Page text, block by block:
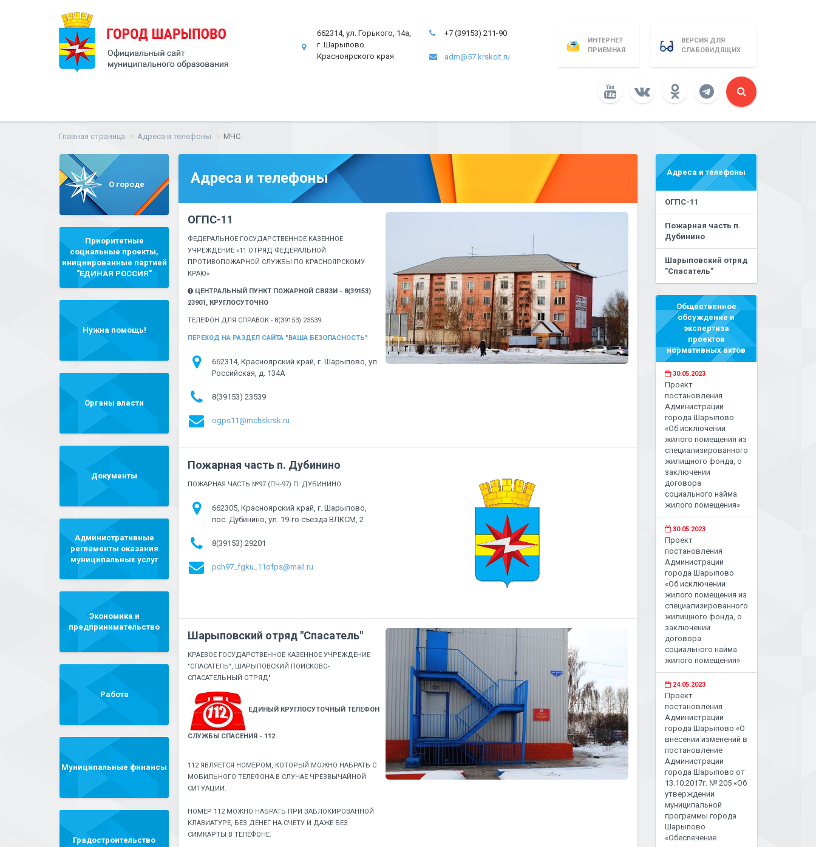
662314, ул. Горького, 14а,
г. Шарыпово
Красноярского края
+7 (39153) 211-90
adm@57.krskcit.ru
ИНТЕРНЕТ
ПРИЕМНАЯ
ВЕРСИЯ ДЛЯ
СЛАБОВИДЯЩИХ
Главная страница Адреса и телефоны МЧС
О городе
Приоритетные
социальные проекты,
инициированные партией
"ЕДИНАЯ РОССИЯ"
Нужна помощь!
Органы власти
Документы
Административные
регламенты оказания
муниципальных услуг
Экономика и
предпринимательство
Работа
Муниципальные финансы
Градостроительство
Адреса и телефоны
ОГПС-11
ФЕДЕРАЛЬНОЕ ГОСУДАРСТВЕННОЕ КАЗЕННОЕ
УЧРЕЖДЕНИЕ «11 ОТРЯД ФЕДЕРАЛЬНОЙ
ПРОТИВОПОЖАРНОЙ СЛУЖБЫ ПО КРАСНОЯРСКОМУ
КРАЮ»
ЦЕНТРАЛЬНЫЙ ПУНКТ ПОЖАРНОЙ СВЯЗИ - 8(39153)
23901, КРУГЛОСУТОЧНО
ТЕЛЕФОН ДЛЯ СПРАВОК - 8(39153) 23539.
ПЕРЕХОД НА РАЗДЕЛ САЙТА "ВАША БЕЗОПАСНОСТЬ"
662314, Красноярский край, г. Шарыпово, ул.
Российская, д. 134А
8(39153) 23539
ogps11@mchskrsk.ru
Пожарная часть п. Дубинино
ПОЖАРНАЯ ЧАСТЬ №97 (ПЧ-97) П. ДУБИНИНО
662305, Красноярский край, г. Шарыпово,
пос. Дубинино, ул. 19-го съезда ВЛКСМ, 2
8(39153) 29201
pch97_fgku_11ofps@mail.ru
Шарыповский отряд "Спасатель"
КРАЕВОЕ ГОСУДАРСТВЕННОЕ КАЗЕННОЕ УЧРЕЖДЕНИЕ
"СПАСАТЕЛЬ", ШАРЫПОВСКИЙ ПОИСКОВО-
СПАСАТЕЛЬНЫЙ ОТРЯД"
ЕДИНЫЙ КРУГЛОСУТОЧНЫЙ ТЕЛЕФОН
СЛУЖБЫ СПАСЕНИЯ - 112.
112 ЯВЛЯЕТСЯ НОМЕРОМ, КОТОРЫЙ МОЖНО НАБРАТЬ С
МОБИЛЬНОГО ТЕЛЕФОНА В СЛУЧАЕ ЧРЕЗВЫЧАЙНОЙ
СИТУАЦИИ.
НОМЕР 112 МОЖНО НАБРАТЬ ПРИ ЗАБЛОКИРОВАННОЙ
КЛАВИАТУРЕ, БЕЗ ДЕНЕГ НА СЧЕТУ И ДАЖЕ БЕЗ
СИМКАРТЫ В ТЕЛЕФОНЕ.
Адреса и телефоны
ОГПС-11
Пожарная часть п.
Дубинино
Шарыповский отряд
"Спасатель"
Общественное
обсуждение и
экспертиза
проектов
нормативных актов
30.05.2023
Проект
постановления
Администрации
города Шарыпово
«Об исключении
жилого помещения из
специализированного
жилищного фонда, о
заключении
договора
социального найма
жилого помещения»
30.05.2023
Проект
постановления
Администрации
города Шарыпово
«Об исключении
жилого помещения из
специализированного
жилищного фонда, о
заключении
договора
социального найма
жилого помещения»
24.05.2023
Проект
постановления
Администрации
города Шарыпово «О
внесении изменений в
постановление
Администрации
города Шарыпово от
13.10.2017г. № 205 «Об
утверждении
муниципальной
программы города
Шарыпово
«Обеспечение